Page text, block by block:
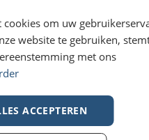
cookies om uw
website te gebruiken,
met ons
ACCEPTEREN